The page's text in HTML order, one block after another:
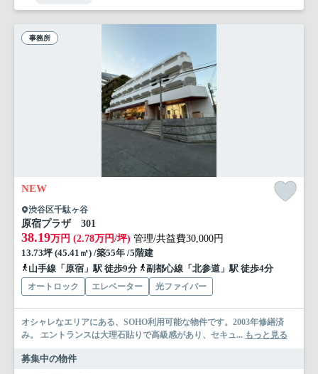
事務所
NEW
渋谷区千駄ヶ谷
原宿プラザ 301
38.19万円 (2.78万円/坪) 管理/共益費30,000円
13.73坪 (45.41㎡) /築55年 /5階建
山手線「原宿」駅 徒歩9分
副都心線「北参道」駅 徒歩4分
オートロック エレベーター 光ファイバー
オシャレなエリアにある、SOHO利用可能な物件です。2003年修繕済
み。 エントランスは大理石貼りで高級感があり、セキュ... もっと見る
募集中の物件